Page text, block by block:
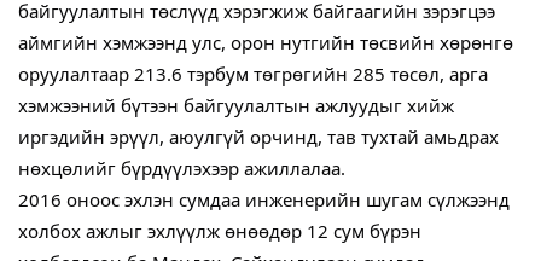
байгуулалтын төслүүд хэрэгжиж байгаагийн зэрэгцээ
аймгийн хэмжээнд улс, орон нутгийн төсвийн хөрөнгө
оруулалтаар 213.6 тэрбум төгрөгийн 285 төсөл, арга
хэмжээний бүтээн байгуулалтын ажлуудыг хийж
иргэдийн эрүүл, аюулгүй орчинд, тав тухтай амьдрах
нөхцөлийг бүрдүүлэхээр ажиллалаа.
2016 оноос эхлэн сумдаа инженерийн шугам сүлжээнд
холбох ажлыг эхлүүлж өнөөдөр 12 сум бүрэн